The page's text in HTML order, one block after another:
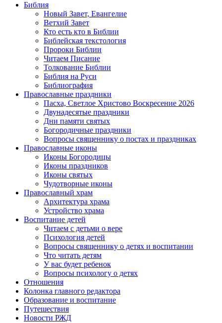
Библия
Новый Завет, Евангелие
Ветхий Завет
Кто есть кто в Библии
Библейская текстология
Пророки Библии
Читаем Писание
Толкование Библии
Библия на Руси
Библиография
Православные праздники
Пасха, Светлое Христово Воскресение 2026
Двунадесятые праздники
Дни памяти святых
Богородичные праздники
Вопросы священнику о постах и праздниках
Православные иконы
Иконы Богородицы
Иконы праздников
Иконы святых
Чудотворные иконы
Православный храм
Архитектура храма
Устройство храма
Воспитание детей
Читаем с детьми о вере
Психология детей
Вопросы священнику о детях и воспитании
Что читать детям
У вас будет ребенок
Вопросы психологу о детях
Отношения
Колонка главного редактора
Образование и воспитание
Путешествия
Новости РЖД